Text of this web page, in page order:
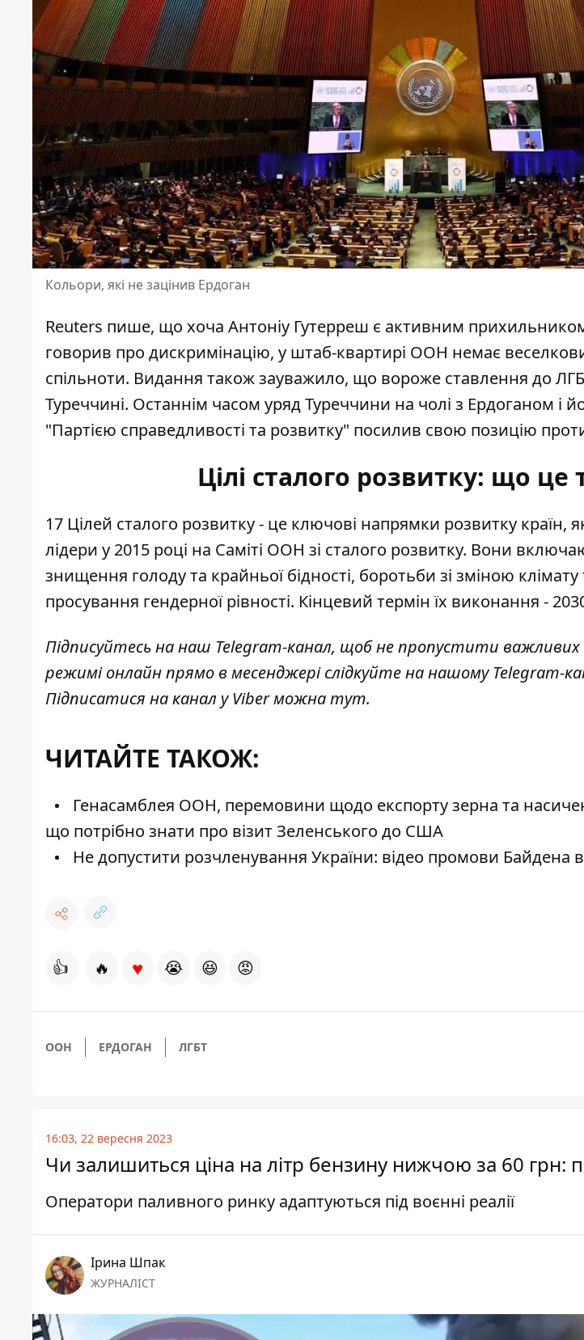
Кольори, які не зацінив Ердоган
Reuters пише, що хоча Антоніу Гутерреш є активним
говорив про дискримінацію, у штаб-квартирі ООН немає
спільноти. Видання також зауважило, що вороже ставлення до
Туреччині. Останнім часом уряд Туреччини на чолі з Ердоганом і
"Партією справедливості та розвитку" посилив свою позицію
Цілі сталого розвитку: що це
17 Цілей сталого розвитку- це ключові напрямки розвитку країн,
лідери у 2015 році на Саміті ООН зі сталого розвитку. Вони
знищення голоду та крайньої бідності, боротьби зі зміною
просування гендерної рівності. Кінцевий термін їх виконання -
Підписуйтесь на наш Telegram-канал, щоб не пропустити важливих
режимі онлайн прямо в месенджері слідкуйте на нашому Telegram-
Підписатися на канал у Viber можнатут.
ЧИТАЙТЕ ТАКОЖ:
Генасамблея ООН, перемовини щодо експорту зерна та
що потрібно знати про візит Зеленського до США
Не допустити розчленування України: відео промови Байдена
👍 🔥 ♥ 😭 😆 😡
ООН ЕРДОГАН ЛГБТ
16:03, 22 вересня 2023
Чи залишиться ціна на літр бензину нижчою за 60 грн:
Оператори паливного ринку адаптуються під воєнні реалії
Ірина Шпак
ЖУРНАЛІСТ